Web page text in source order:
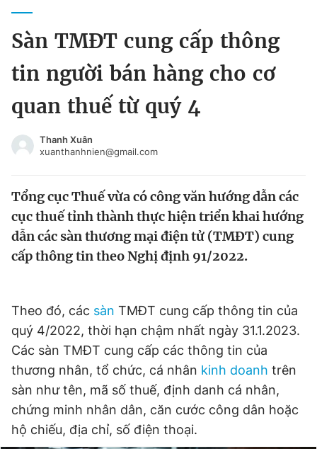
Chào ngày mới Tin 24h
Video Magazine
Sản phẩm khác
Thông tin tòa soạn Liên hệ quảng cáo
Đọc Thanh Niên trên điện thoại
Đổi mật khẩu
Tin đã lưu
Tin đã xem
Đăng xuất
Sàn TMĐT cung cấp thông
tin người bán hàng cho cơ
quan thuế từ quý 4
Thanh Xuân
xuanthanhnien@gmail.com
Tổng cục Thuế vừa có công văn hướng dẫn các
cục thuế tỉnh thành thực hiện triển khai hướng
dẫn các sàn thương mại điện tử (TMĐT) cung
cấp thông tin theo Nghị định 91/2022.
Theo đó, các sàn TMĐT cung cấp thông tin của
quý 4/2022, thời hạn chậm nhất ngày 31.1.2023.
Các sàn TMĐT cung cấp các thông tin của
thương nhân, tổ chức, cá nhân kinh doanh trên
sàn như tên, mã số thuế, định danh cá nhân,
chứng minh nhân dân, căn cước công dân hoặc
hộ chiếu, địa chỉ, số điện thoại.